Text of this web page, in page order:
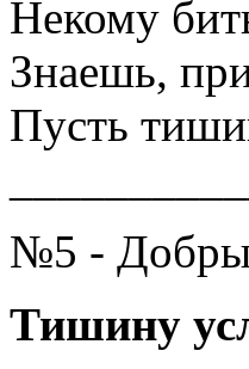
Некому
Знаешь,
Пусть
№5 -
Тишину